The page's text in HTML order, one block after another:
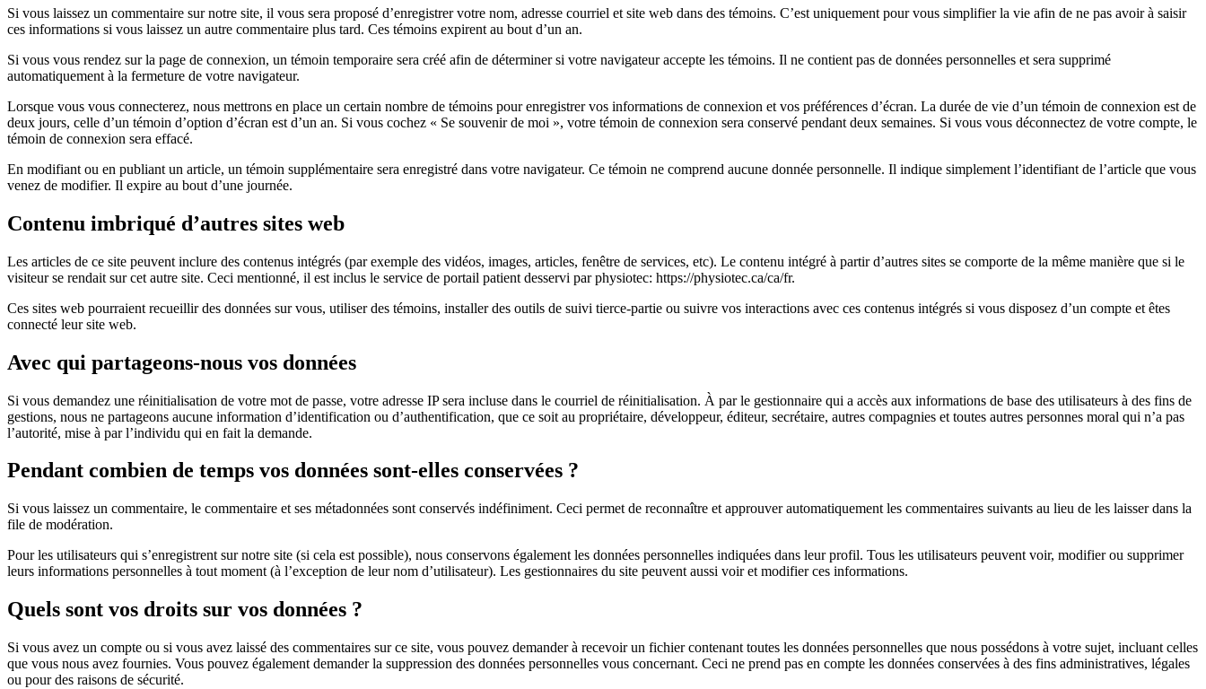
Si vous laissez un commentaire sur notre site, il vous sera proposé d’enregistrer votre nom, adresse courriel et site web dans des témoins. C’est uniquement pour vous simplifier la vie afin de ne pas avoir à saisir
ces informations si vous laissez un autre commentaire plus tard. Ces témoins expirent au bout d’un an.
Si vous vous rendez sur la page de connexion, un témoin temporaire sera créé afin de déterminer si votre navigateur accepte les témoins. Il ne contient pas de données personnelles et sera supprimé
automatiquement à la fermeture de votre navigateur.
Lorsque vous vous connecterez, nous mettrons en place un certain nombre de témoins pour enregistrer vos informations de connexion et vos préférences d’écran. La durée de vie d’un témoin de connexion est de
deux jours, celle d’un témoin d’option d’écran est d’un an. Si vous cochez « Se souvenir de moi », votre témoin de connexion sera conservé pendant deux semaines. Si vous vous déconnectez de votre compte, le
témoin de connexion sera effacé.
En modifiant ou en publiant un article, un témoin supplémentaire sera enregistré dans votre navigateur. Ce témoin ne comprend aucune donnée personnelle. Il indique simplement l’identifiant de l’article que vous
venez de modifier. Il expire au bout d’une journée.
Contenu imbriqué d’autres sites web
Les articles de ce site peuvent inclure des contenus intégrés (par exemple des vidéos, images, articles, fenêtre de services, etc). Le contenu intégré à partir d’autres sites se comporte de la même manière que si le
visiteur se rendait sur cet autre site. Ceci mentionné, il est inclus le service de portail patient desservi par physiotec: https://physiotec.ca/ca/fr.
Ces sites web pourraient recueillir des données sur vous, utiliser des témoins, installer des outils de suivi tierce-partie ou suivre vos interactions avec ces contenus intégrés si vous disposez d’un compte et êtes
connecté leur site web.
Avec qui partageons-nous vos données
Si vous demandez une réinitialisation de votre mot de passe, votre adresse IP sera incluse dans le courriel de réinitialisation. À par le gestionnaire qui a accès aux informations de base des utilisateurs à des fins de
gestions, nous ne partageons aucune information d’identification ou d’authentification, que ce soit au propriétaire, développeur, éditeur, secrétaire, autres compagnies et toutes autres personnes moral qui n’a pas
l’autorité, mise à par l’individu qui en fait la demande.
Pendant combien de temps vos données sont-elles conservées ?
Si vous laissez un commentaire, le commentaire et ses métadonnées sont conservés indéfiniment. Ceci permet de reconnaître et approuver automatiquement les commentaires suivants au lieu de les laisser dans la
file de modération.
Pour les utilisateurs qui s’enregistrent sur notre site (si cela est possible), nous conservons également les données personnelles indiquées dans leur profil. Tous les utilisateurs peuvent voir, modifier ou supprimer
leurs informations personnelles à tout moment (à l’exception de leur nom d’utilisateur). Les gestionnaires du site peuvent aussi voir et modifier ces informations.
Quels sont vos droits sur vos données ?
Si vous avez un compte ou si vous avez laissé des commentaires sur ce site, vous pouvez demander à recevoir un fichier contenant toutes les données personnelles que nous possédons à votre sujet, incluant celles
que vous nous avez fournies. Vous pouvez également demander la suppression des données personnelles vous concernant. Ceci ne prend pas en compte les données conservées à des fins administratives, légales
ou pour des raisons de sécurité.